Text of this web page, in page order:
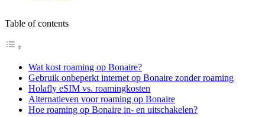
Table of contents
Wat kost roaming op Bonaire?
Gebruik onbeperkt internet op Bonaire zonder roaming
Holafly eSIM vs. roamingkosten
Alternatieven voor roaming op Bonaire
Hoe roaming op Bonaire in- en uitschakelen?